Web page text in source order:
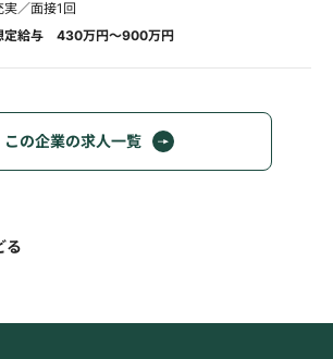
実／面接1回
定給与 430万円～900万円
この企業の求人一覧
る